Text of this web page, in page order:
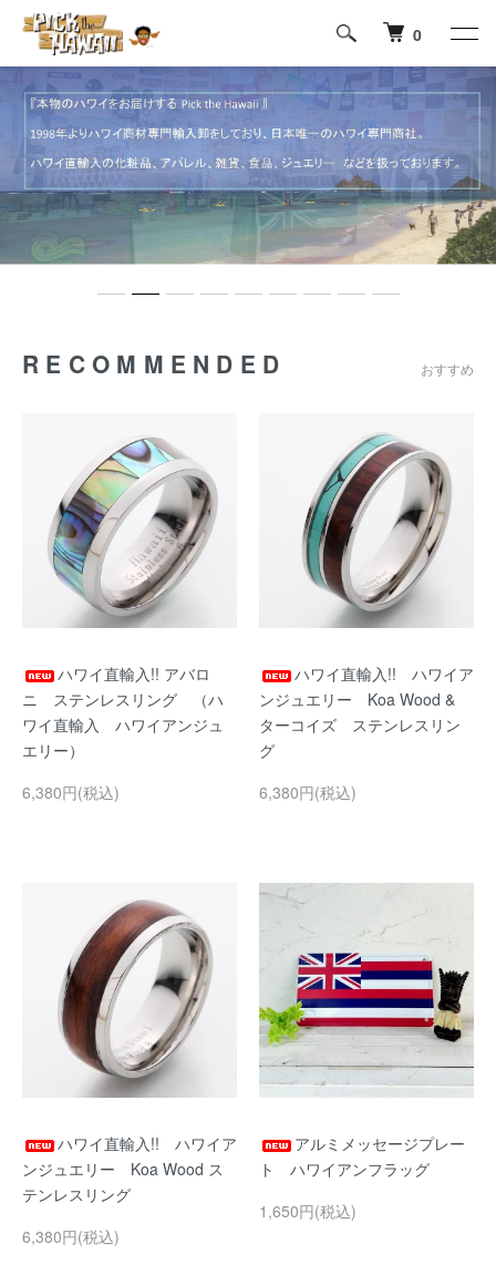
0
RECOMMENDED おすすめ
ハワイ直輸入!! アバロ
ニ ステンレスリング （ハ
ワイ直輸入 ハワイアンジュ
エリー）
6,380円(税込)
ハワイ直輸入!! ハワイア
ンジュエリー Koa Wood &
ターコイズ ステンレスリン
グ
6,380円(税込)
ハワイ直輸入!! ハワイア
ンジュエリー Koa Wood ス
テンレスリング
6,380円(税込)
アルミメッセージプレー
ト ハワイアンフラッグ
1,650円(税込)